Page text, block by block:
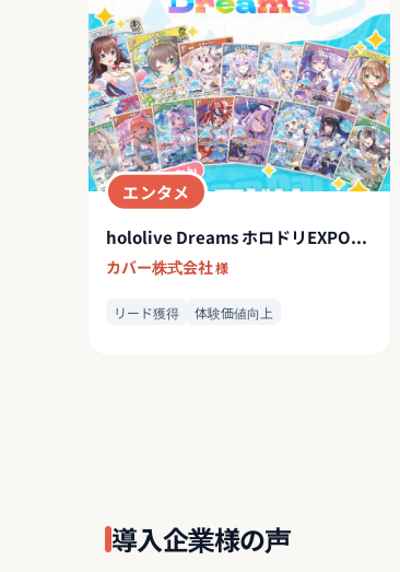
エンタメ
hololive Dreams ホロドリEXPOミッション
カバー株式会社様
リード獲得 体験価値向上
導入企業様の声